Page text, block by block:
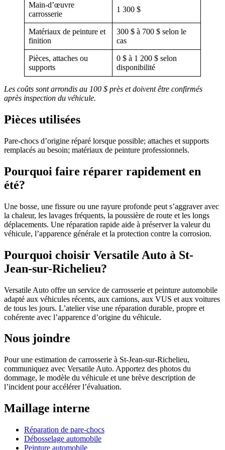
Main-d’œuvre
carrosserie
1 300 $
Matériaux de peinture et
finition
300 $ à 700 $ selon le
cas
Pièces, attaches ou
supports
0 $ à 1 200 $ selon
disponibilité
Les coûts sont arrondis au 100 $ près et doivent être confirmés
après inspection du véhicule.
Pièces utilisées
Pare-chocs d’origine réparé lorsque possible; attaches et supports
remplacés au besoin; matériaux de peinture professionnels.
Pourquoi faire réparer rapidement en
été?
Une bosse, une fissure ou une rayure profonde peut s’aggraver avec
la chaleur, les lavages fréquents, la poussière de route et les longs
déplacements. Une réparation rapide aide à préserver la valeur du
véhicule, l’apparence générale et la protection contre la corrosion.
Pourquoi choisir Versatile Auto à St-
Jean-sur-Richelieu?
Versatile Auto offre un service de carrosserie et peinture automobile
adapté aux véhicules récents, aux camions, aux VUS et aux voitures
de tous les jours. L’atelier vise une réparation durable, propre et
cohérente avec l’apparence d’origine du véhicule.
Nous joindre
Pour une estimation de carrosserie à St-Jean-sur-Richelieu,
communiquez avec Versatile Auto. Apportez des photos du
dommage, le modèle du véhicule et une brève description de
l’incident pour accélérer l’évaluation.
Maillage interne
Réparation de pare-chocs
Débosselage automobile
Peinture automobile